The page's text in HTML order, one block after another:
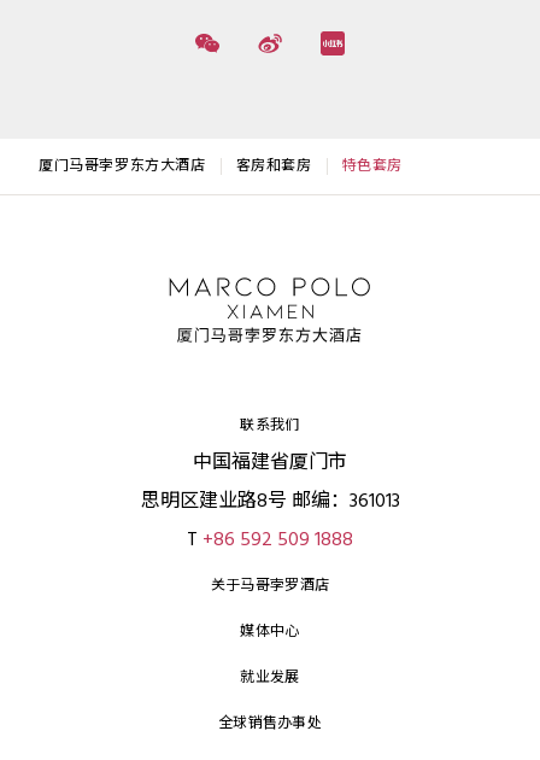
厦门马哥孛罗东方大酒店 客房和套房 特色套房
联系我们
中国福建省厦门市
思明区建业路8号 邮编：361013
T +86 592 509 1888
关于马哥孛罗酒店
媒体中心
就业发展
全球销售办事处